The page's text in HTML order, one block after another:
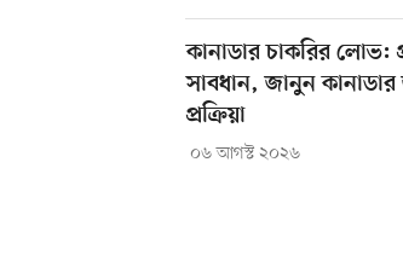
কানাডার চাকরির লোভ:
সাবধান, জানুন
প্রক্রিয়া
০৬ আগস্ট ২০২৬